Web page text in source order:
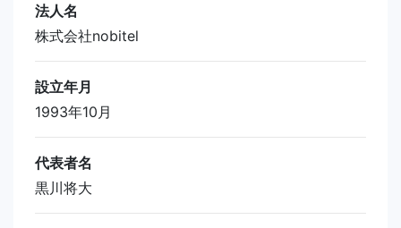
法人名
株式会社nobitel
設立年月
1993年10月
代表者名
黒川将大